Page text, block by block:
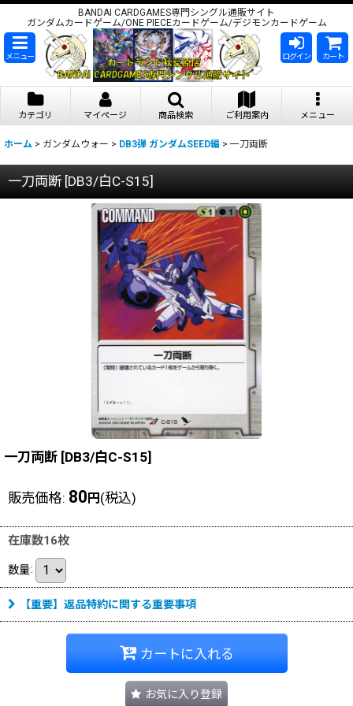
BANDAI CARDGAMES専門シングル通販サイト
ガンダムカードゲーム/ONE PIECEカードゲーム/デジモンカードゲーム
メニュー ログイン カート
カテゴリ マイページ 商品検索 ご利用案内 メニュー
ホーム > ガンダムウォー > DB3弾 ガンダムSEED編 > 一刀両断
一刀両断 [DB3/白C-S15]
一刀両断 [DB3/白C-S15]
販売価格: 80 円 (税込)
在庫数16枚
数量:
【重要】返品特約に関する重要事項
カートに入れる
お気に入り登録